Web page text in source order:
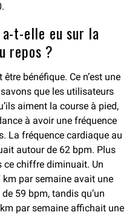
t-elle eu sur la
repos ?
bénéfique. Ce n’est une
que les utilisateurs
aiment la course à pied,
à avoir une fréquence
La fréquence cardiaque au
autour de 62 bpm. Plus
ce chiffre diminuait. Un
par semaine avait une
59 bpm, tandis qu’un
par semaine affichait une